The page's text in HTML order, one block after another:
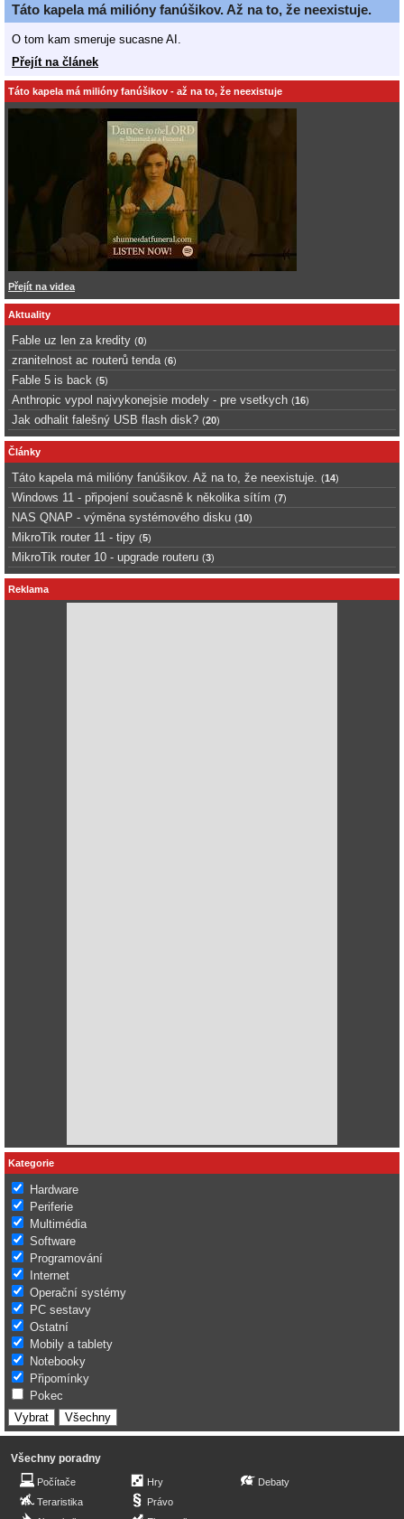
Táto kapela má milióny fanúšikov. Až na to, že neexistuje.
O tom kam smeruje sucasne AI.
Přejít na článek
Táto kapela má milióny fanúšikov - až na to, že neexistuje
Přejít na videa
Aktuality
Fable uz len za kredity (0)
zranitelnost ac routerů tenda (6)
Fable 5 is back (5)
Anthropic vypol najvykonejsie modely - pre vsetkych (16)
Jak odhalit falešný USB flash disk? (20)
Články
Táto kapela má milióny fanúšikov. Až na to, že neexistuje. (14)
Windows 11 - připojení současně k několika sítím (7)
NAS QNAP - výměna systémového disku (10)
MikroTik router 11 - tipy (5)
MikroTik router 10 - upgrade routeru (3)
Reklama
Kategorie
Hardware
Periferie
Multimédia
Software
Programování
Internet
Operační systémy
PC sestavy
Ostatní
Mobily a tablety
Notebooky
Připomínky
Pokec
Všechny poradny
Počítače
Teraristika
Hry
Právo
Debaty